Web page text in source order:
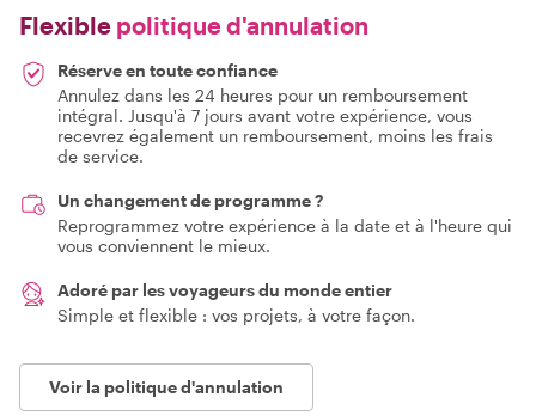
Flexible politique d'annulation
Réserve en toute confiance
Annulez dans les 24 heures pour un remboursement
intégral. Jusqu'à 7 jours avant votre expérience, vous
recevrez également un remboursement, moins les frais
de service.
Un changement de programme ?
Reprogrammez votre expérience à la date et à l'heure qui
vous conviennent le mieux.
Adoré par les voyageurs du monde entier
Simple et flexible : vos projets, à votre façon.
Voir la politique d'annulation